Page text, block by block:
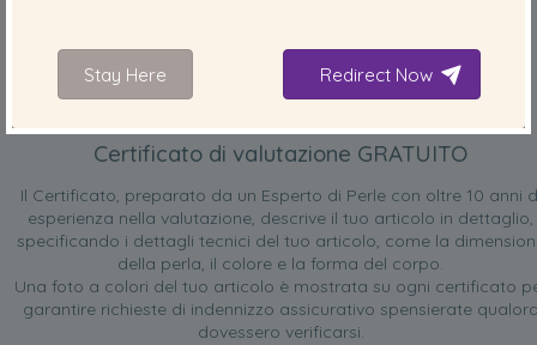
Certificato di valutazione GRATUITO
Il Certificato, preparato da un Esperto di Perle con oltre 10 anni
esperienza nella valutazione, descrive il tuo articolo in dettaglio,
specificando i dettagli tecnici del tuo articolo, come la
della perla, il colore e la forma del corpo.
Una foto a colori del tuo articolo è mostrata su ogni certificato
garantire richieste di indennizzo assicurativo spensierate
dovessero verificarsi.
Stay Here Redirect Now